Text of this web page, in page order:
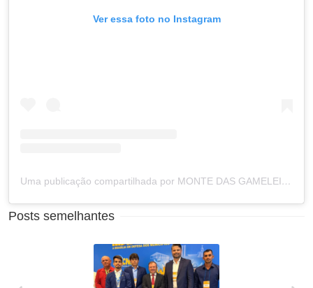
Ver essa foto no Instagram
Uma publicação compartilhada por MONTE DAS GAMELEIRAS RN (@prefeituramdg)
Posts semelhantes